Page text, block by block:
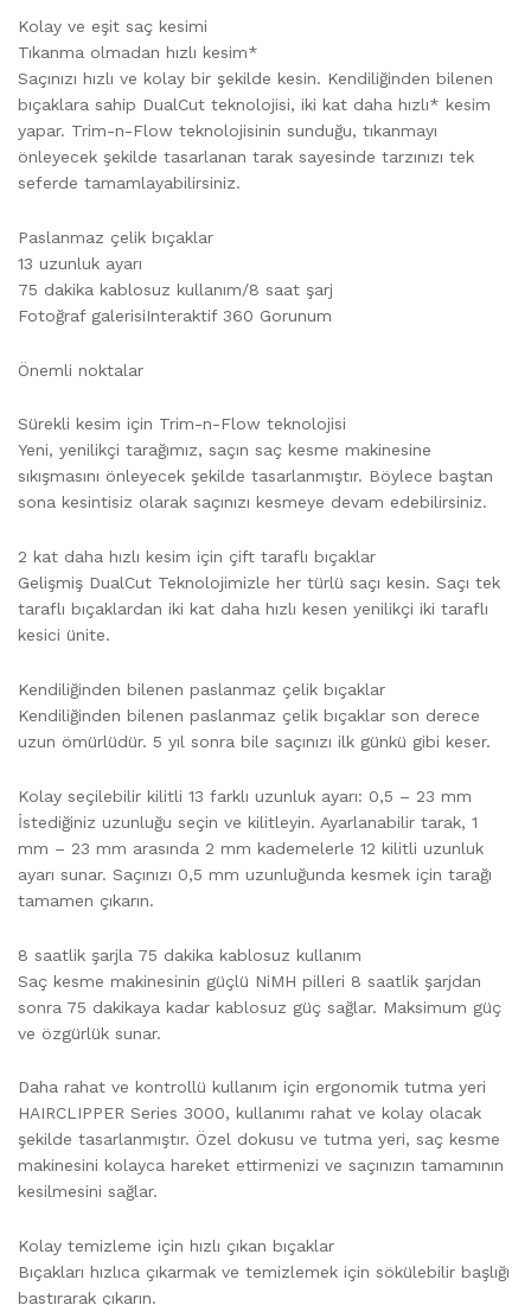
Kolay ve eşit saç kesimi
Tıkanma olmadan hızlı kesim*
Saçınızı hızlı ve kolay bir şekilde kesin. Kendiliğinden bilenen
bıçaklara sahip DualCut teknolojisi, iki kat daha hızlı* kesim
yapar. Trim-n-Flow teknolojisinin sunduğu, tıkanmayı
önleyecek şekilde tasarlanan tarak sayesinde tarzınızı tek
seferde tamamlayabilirsiniz.
Paslanmaz çelik bıçaklar
13 uzunluk ayarı
75 dakika kablosuz kullanım/8 saat şarj
Fotoğraf galerisiInteraktif 360 Gorunum
Önemli noktalar
Sürekli kesim için Trim-n-Flow teknolojisi
Yeni, yenilikçi tarağımız, saçın saç kesme makinesine
sıkışmasını önleyecek şekilde tasarlanmıştır. Böylece baştan
sona kesintisiz olarak saçınızı kesmeye devam edebilirsiniz.
2 kat daha hızlı kesim için çift taraflı bıçaklar
Gelişmiş DualCut Teknolojimizle her türlü saçı kesin. Saçı tek
taraflı bıçaklardan iki kat daha hızlı kesen yenilikçi iki taraflı
kesici ünite.
Kendiliğinden bilenen paslanmaz çelik bıçaklar
Kendiliğinden bilenen paslanmaz çelik bıçaklar son derece
uzun ömürlüdür. 5 yıl sonra bile saçınızı ilk günkü gibi keser.
Kolay seçilebilir kilitli 13 farklı uzunluk ayarı: 0,5 – 23 mm
İstediğiniz uzunluğu seçin ve kilitleyin. Ayarlanabilir tarak, 1
mm – 23 mm arasında 2 mm kademelerle 12 kilitli uzunluk
ayarı sunar. Saçınızı 0,5 mm uzunluğunda kesmek için tarağı
tamamen çıkarın.
8 saatlik şarjla 75 dakika kablosuz kullanım
Saç kesme makinesinin güçlü NiMH pilleri 8 saatlik şarjdan
sonra 75 dakikaya kadar kablosuz güç sağlar. Maksimum güç
ve özgürlük sunar.
Daha rahat ve kontrollü kullanım için ergonomik tutma yeri
HAIRCLIPPER Series 3000, kullanımı rahat ve kolay olacak
şekilde tasarlanmıştır. Özel dokusu ve tutma yeri, saç kesme
makinesini kolayca hareket ettirmenizi ve saçınızın tamamının
kesilmesini sağlar.
Kolay temizleme için hızlı çıkan bıçaklar
Bıçakları hızlıca çıkarmak ve temizlemek için sökülebilir başlığı
bastırarak çıkarın.